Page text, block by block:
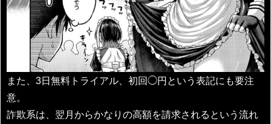
また、3日無料トライアル、初回◯円という表記にも要注
意。
詐欺系は、翌月からかなりの高額を請求されるという流れ